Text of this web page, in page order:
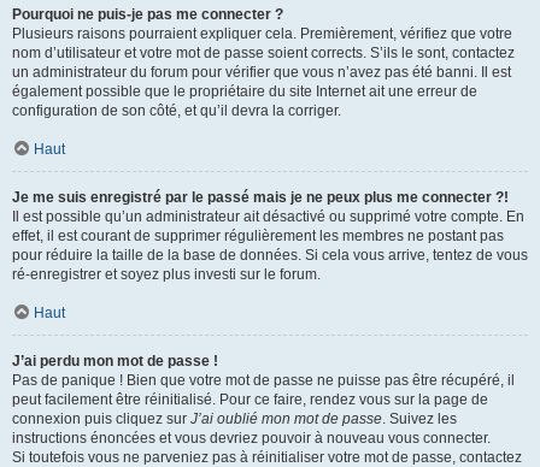
Pourquoi ne puis-je pas me connecter ?
Plusieurs raisons pourraient expliquer cela. Premièrement, vérifiez que votre
nom d’utilisateur et votre mot de passe soient corrects. S’ils le sont, contactez
un administrateur du forum pour vérifier que vous n’avez pas été banni. Il est
également possible que le propriétaire du site Internet ait une erreur de
configuration de son côté, et qu’il devra la corriger.
Haut
Je me suis enregistré par le passé mais je ne peux plus me connecter ?!
Il est possible qu’un administrateur ait désactivé ou supprimé votre compte. En
effet, il est courant de supprimer régulièrement les membres ne postant pas
pour réduire la taille de la base de données. Si cela vous arrive, tentez de vous
ré-enregistrer et soyez plus investi sur le forum.
Haut
J’ai perdu mon mot de passe !
Pas de panique ! Bien que votre mot de passe ne puisse pas être récupéré, il
peut facilement être réinitialisé. Pour ce faire, rendez vous sur la page de
connexion puis cliquez sur J’ai oublié mon mot de passe. Suivez les
instructions énoncées et vous devriez pouvoir à nouveau vous connecter.
Si toutefois vous ne parveniez pas à réinitialiser votre mot de passe, contactez